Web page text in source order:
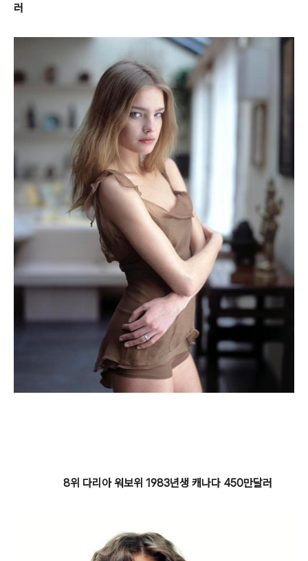
러
8위 다리아 워보위 1983년생 캐나다 450만달러